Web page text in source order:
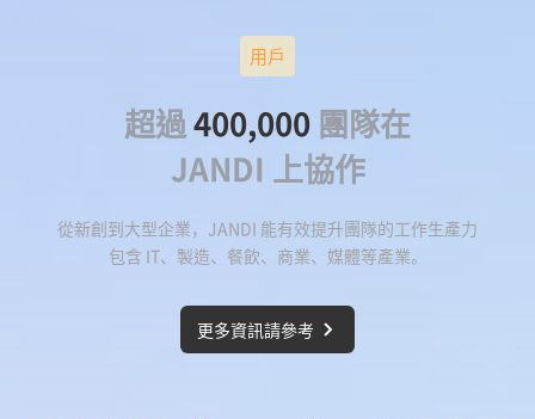
用戶
超過400,000 團隊在
JANDI 上協作
從新創到大型企業，JANDI 能有效提升團隊的工作生產力
包含 IT、製造、餐飲、商業、媒體等產業。
更多資訊請參考